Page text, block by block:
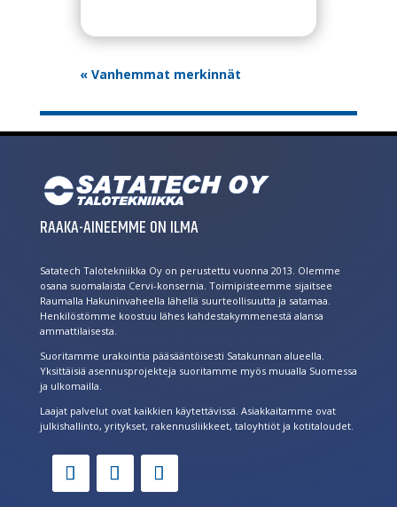
« Vanhemmat merkinnät
RAAKA-AINEEMME ON ILMA
Satatech Talotekniikka Oy on perustettu vuonna 2013. Olemme
osana suomalaista Cervi-konsernia. Toimipisteemme sijaitsee
Raumalla Hakuninvaheella lähellä suurteollisuutta ja satamaa.
Henkilöstömme koostuu lähes kahdestakymmenestä alansa
ammattilaisesta.
Suoritamme urakointia pääsääntöisesti Satakunnan alueella.
Yksittäisiä asennusprojekteja suoritamme myös muualla Suomessa
ja ulkomailla.
Laajat palvelut ovat kaikkien käytettävissä. Asiakkaitamme ovat
julkishallinto, yritykset, rakennusliikkeet, taloyhtiöt ja kotitaloudet.